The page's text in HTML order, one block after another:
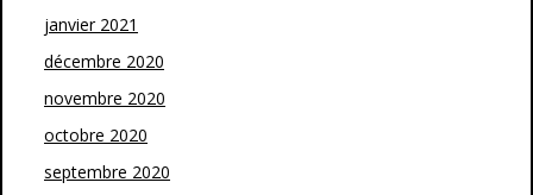
janvier 2021
décembre 2020
novembre 2020
octobre 2020
septembre 2020